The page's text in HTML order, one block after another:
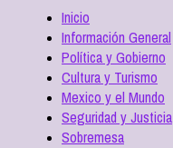
Inicio
Información General
Política y Gobierno
Cultura y Turismo
Mexico y el Mundo
Seguridad y Justicia
Sobremesa